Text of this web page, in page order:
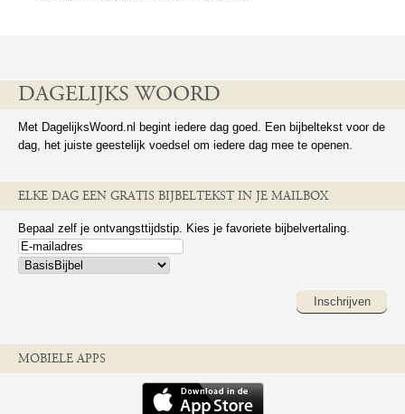
DAGELIJKS WOORD
Met DagelijksWoord.nl begint iedere dag goed. Een bijbeltekst voor de
dag, het juiste geestelijk voedsel om iedere dag mee te openen.
ELKE DAG EEN GRATIS BIJBELTEKST IN JE MAILBOX
Bepaal zelf je ontvangsttijdstip. Kies je favoriete bijbelvertaling.
Inschrijven
MOBIELE APPS